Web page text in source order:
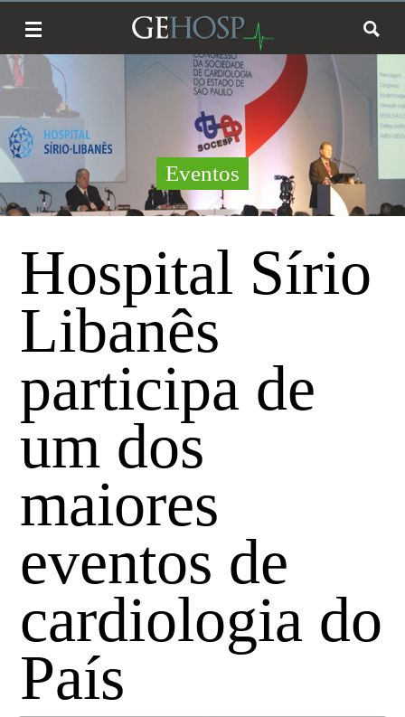
Eventos
Hospital Sírio
Libanês
participa de
um dos
maiores
eventos de
cardiologia do
País